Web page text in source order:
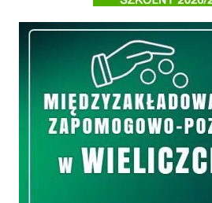
Międzyzakładowa Kasa Zapomogowo - Pożyczkowa